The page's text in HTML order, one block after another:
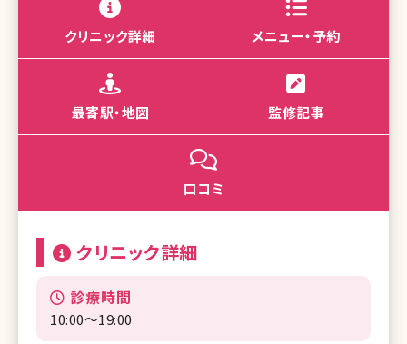
クリニック詳細 メニュー・予約
最寄駅・地図 監修記事
口コミ
クリニック詳細
診療時間
10:00〜19:00